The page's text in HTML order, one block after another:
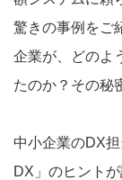
驚きの事例をご
企業が、どのよ
たのか？その秘
中小企業のDX
DX」のヒント